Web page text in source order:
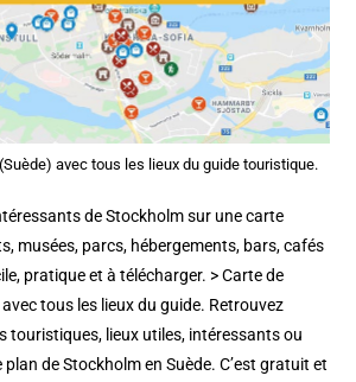
avec tous les lieux du guide touristique.
de Stockholm sur une carte
musées, parcs, hébergements, bars, cafés
pratique et à télécharger. > Carte de
tous les lieux du guide. Retrouvez
touristiques, lieux utiles, intéressants ou
de Stockholm en Suède. C’est gratuit et